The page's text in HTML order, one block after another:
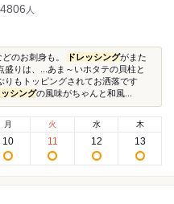
人
のお刺身も。 ドレッシングがまた
りは、...あま～いホタテの貝柱と
りもトッピングされてお洒落です
ッシングの風味がちゃんと和風...
月
10
火
11
水
12
木
13